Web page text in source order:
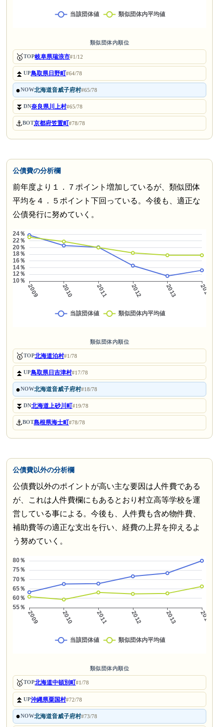
類似団体内順位
🥇TOP岐阜県瑞浪市#1/12
⏫UP鳥取県日野町#64/78
●NOW北海道音威子府村#65/78
⏬DN奈良県川上村#65/78
⚓BOT京都府笠置町#78/78
公債費の分析欄
前年度より１．７ポイント増加しているが、類似団体
平均を４．５ポイント下回っている。今後も、適正な
公債発行に努めていく。
類似団体内順位
🥇TOP北海道泊村#1/78
⏫UP鳥取県日吉津村#17/78
●NOW北海道音威子府村#18/78
⏬DN北海道上砂川町#19/78
⚓BOT島根県海士町#78/78
公債費以外の分析欄
公債費以外のポイントが高い主な要因は人件費である
が、これは人件費欄にもあるとおり村立高等学校を運
営している事による。今後も、人件費も含め物件費、
補助費等の適正な支出を行い、経費の上昇を抑えるよ
う努めていく。
類似団体内順位
🥇TOP北海道中頓別町#1/78
⏫UP沖縄県粟国村#72/78
●NOW北海道音威子府村#73/78